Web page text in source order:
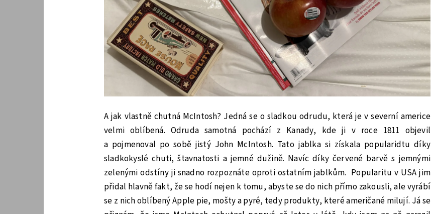
A jak vlastně chutná McIntosh? Jedná se o sladkou odrudu, která je v severní americe
velmi oblíbená. Odruda samotná pochází z Kanady, kde ji v roce 1811 objevil
a pojmenoval po sobě jistý John McIntosh. Tato jablka si získala popularidtu díky
sladkokyslé chuti, štavnatosti a jemné dužině. Navíc díky červené barvě s jemnými
zelenými odstíny ji snadno rozpoznáte oproti ostatním jablkům. Popularitu v USA jim
přidal hlavně fakt, že se hodí nejen k tomu, abyste se do nich přímo zakousli, ale vyrábí
se z nich oblíbený Apple pie, mošty a pyré, tedy produkty, které američané milují. Já se